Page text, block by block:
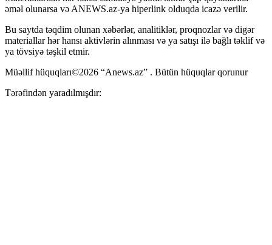
əməl olunarsa və ANEWS.az-ya hiperlink olduqda icazə verilir.
Bu saytda təqdim olunan xəbərlər, analitiklər, proqnozlar və digər
materiallar hər hansı aktivlərin alınması və ya satışı ilə bağlı təklif və
ya tövsiyə təşkil etmir.
Müəllif hüquqları©2026 “Anews.az” . Bütün hüquqlar qorunur
Tərəfindən yaradılmışdır: